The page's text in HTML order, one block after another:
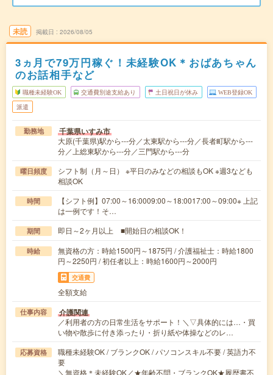
未読 掲載日 2026/08/05
3ヵ月で79万円稼ぐ！未経験OK＊おばあちゃん
のお話相手など
職種未経験OK 交通費別途支給あり 土日祝日が休み WEB登録OK
派遣
勤務地 千葉県いすみ市
大原(千葉県)駅から---分／太東駅から---分／長者町駅から---
分／上総東駅から---分／三門駅から---分
曜日頻度
シフト制（月～日） ※平日のみなどの相談もOK ※週3なども
相談OK
時間
【シフト例】07:00～16:0009:00～18:0017:00～09:00※ 上記
は一例です！そ…
期間 即日～2ヶ月以上 ■開始日の相談OK！
時給
無資格の方：時給1500円～1875円 / 介護福祉士：時給1800
円～2250円 / 初任者以上：時給1600円～2000円
交通費
全額支給
仕事内容 介護関連
／利用者の方の日常生活をサポート！＼▽具体的には…・買
い物や散歩に付き添ったり・折り紙や体操などのレ…
応募資格
職種未経験OK / ブランクOK / パソコンスキル不要 / 英語力不
要
＼無資格＊未経験OK／★年齢不問・ブランクOK★履歴書不